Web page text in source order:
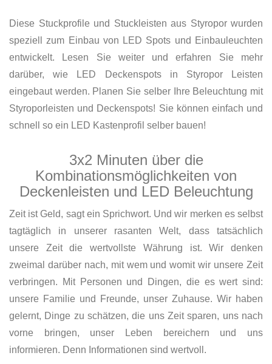
Diese Stuckprofile und Stuckleisten aus Styropor wurden
speziell zum Einbau von LED Spots und Einbauleuchten
entwickelt. Lesen Sie weiter und erfahren Sie mehr
darüber, wie LED Deckenspots in Styropor Leisten
eingebaut werden. Planen Sie selber Ihre Beleuchtung mit
Styroporleisten und Deckenspots! Sie können einfach und
schnell so ein LED Kastenprofil selber bauen!
3x2 Minuten über die
Kombinationsmöglichkeiten von
Deckenleisten und LED Beleuchtung
Zeit ist Geld, sagt ein Sprichwort. Und wir merken es selbst
tagtäglich in unserer rasanten Welt, dass tatsächlich
unsere Zeit die wertvollste Währung ist. Wir denken
zweimal darüber nach, mit wem und womit wir unsere Zeit
verbringen. Mit Personen und Dingen, die es wert sind:
unsere Familie und Freunde, unser Zuhause. Wir haben
gelernt, Dinge zu schätzen, die uns Zeit sparen, uns nach
vorne bringen, unser Leben bereichern und uns
informieren. Denn Informationen sind wertvoll.